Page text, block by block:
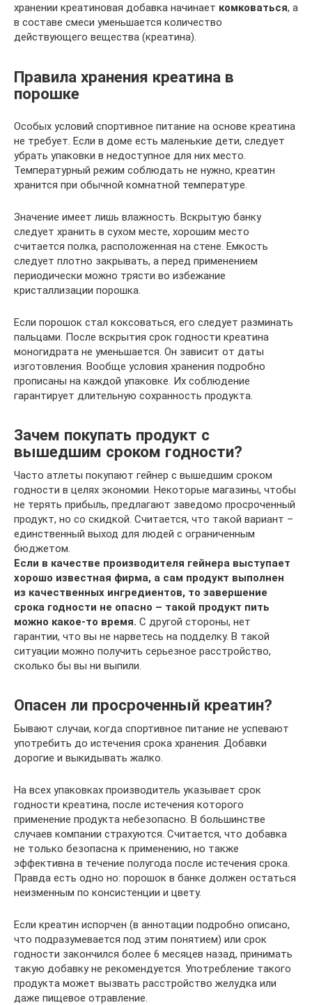
хранении креатиновая добавка начинает комковаться, а
в составе смеси уменьшается количество
действующего вещества (креатина).
Правила хранения креатина в
порошке
Особых условий спортивное питание на основе креатина
не требует. Если в доме есть маленькие дети, следует
убрать упаковки в недоступное для них место.
Температурный режим соблюдать не нужно, креатин
хранится при обычной комнатной температуре.
Значение имеет лишь влажность. Вскрытую банку
следует хранить в сухом месте, хорошим место
считается полка, расположенная на стене. Емкость
следует плотно закрывать, а перед применением
периодически можно трясти во избежание
кристаллизации порошка.
Если порошок стал коксоваться, его следует разминать
пальцами. После вскрытия срок годности креатина
моногидрата не уменьшается. Он зависит от даты
изготовления. Вообще условия хранения подробно
прописаны на каждой упаковке. Их соблюдение
гарантирует длительную сохранность продукта.
Зачем покупать продукт с
вышедшим сроком годности?
Часто атлеты покупают гейнер с вышедшим сроком
годности в целях экономии. Некоторые магазины, чтобы
не терять прибыль, предлагают заведомо просроченный
продукт, но со скидкой. Считается, что такой вариант –
единственный выход для людей с ограниченным
бюджетом.
Если в качестве производителя гейнера выступает
хорошо известная фирма, а сам продукт выполнен
из качественных ингредиентов, то завершение
срока годности не опасно – такой продукт пить
можно какое-то время. С другой стороны, нет
гарантии, что вы не нарветесь на подделку. В такой
ситуации можно получить серьезное расстройство,
сколько бы вы ни выпили.
Опасен ли просроченный креатин?
Бывают случаи, когда спортивное питание не успевают
употребить до истечения срока хранения. Добавки
дорогие и выкидывать жалко.
На всех упаковках производитель указывает срок
годности креатина, после истечения которого
применение продукта небезопасно. В большинстве
случаев компании страхуются. Считается, что добавка
не только безопасна к применению, но также
эффективна в течение полугода после истечения срока.
Правда есть одно но: порошок в банке должен остаться
неизменным по консистенции и цвету.
Если креатин испорчен (в аннотации подробно описано,
что подразумевается под этим понятием) или срок
годности закончился более 6 месяцев назад, принимать
такую добавку не рекомендуется. Употребление такого
продукта может вызвать расстройство желудка или
даже пищевое отравление.